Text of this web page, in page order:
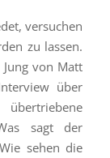
versuchen
zu lassen.
von Matt
über
sagt der
sehen die